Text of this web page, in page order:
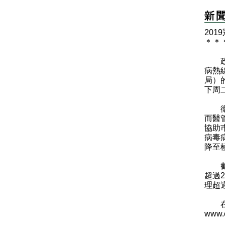
​2019
＊
＊
政
病熱
局）
下周
衞
而醫
協助
病毒
降至
截
超過
理超
在